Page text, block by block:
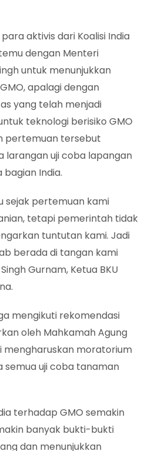
aktivis dari Koalisi India
dengan Menteri
untuk menunjukkan
apalagi dengan
yang telah menjadi
teknologi berisiko GMO
pertemuan tersebut
larangan uji coba lapangan
bagian India.
sejak pertemuan kami
tetapi pemerintah tidak
tuntutan kami. Jadi
berada di tangan kami
Gurnam, Ketua BKU
mengikuti rekomendasi
oleh Mahkamah Agung
mengharuskan moratorium
semua uji coba tanaman
terhadap GMO semakin
banyak bukti-bukti
dan menunjukkan